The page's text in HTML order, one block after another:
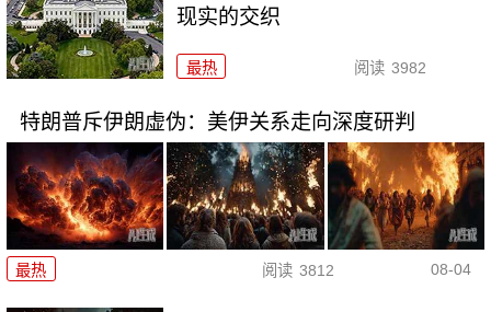
现实的交织
最热 阅读 3982
特朗普斥伊朗虚伪：美伊关系走向深度研判
最热 阅读 3812 08-04